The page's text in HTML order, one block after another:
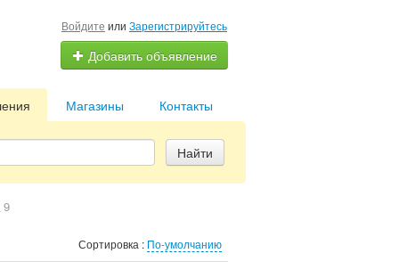
Войдите или Зарегистрируйтесь
Добавить объявление
Контакты
Магазины
Найти
9
Сортировка : По-умолчанию